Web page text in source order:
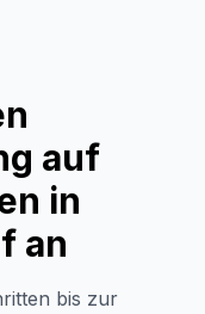
auf
in
an
bis zur